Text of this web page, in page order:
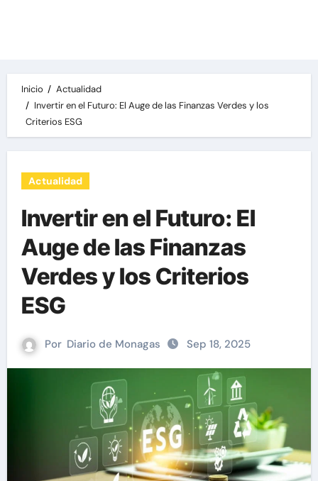
Inicio
Actualidad
Invertir en el Futuro: El Auge de las Finanzas Verdes y los
Criterios ESG
Actualidad
Invertir en el Futuro: El
Auge de las Finanzas
Verdes y los Criterios
ESG
Por Diario de Monagas Sep 18, 2025